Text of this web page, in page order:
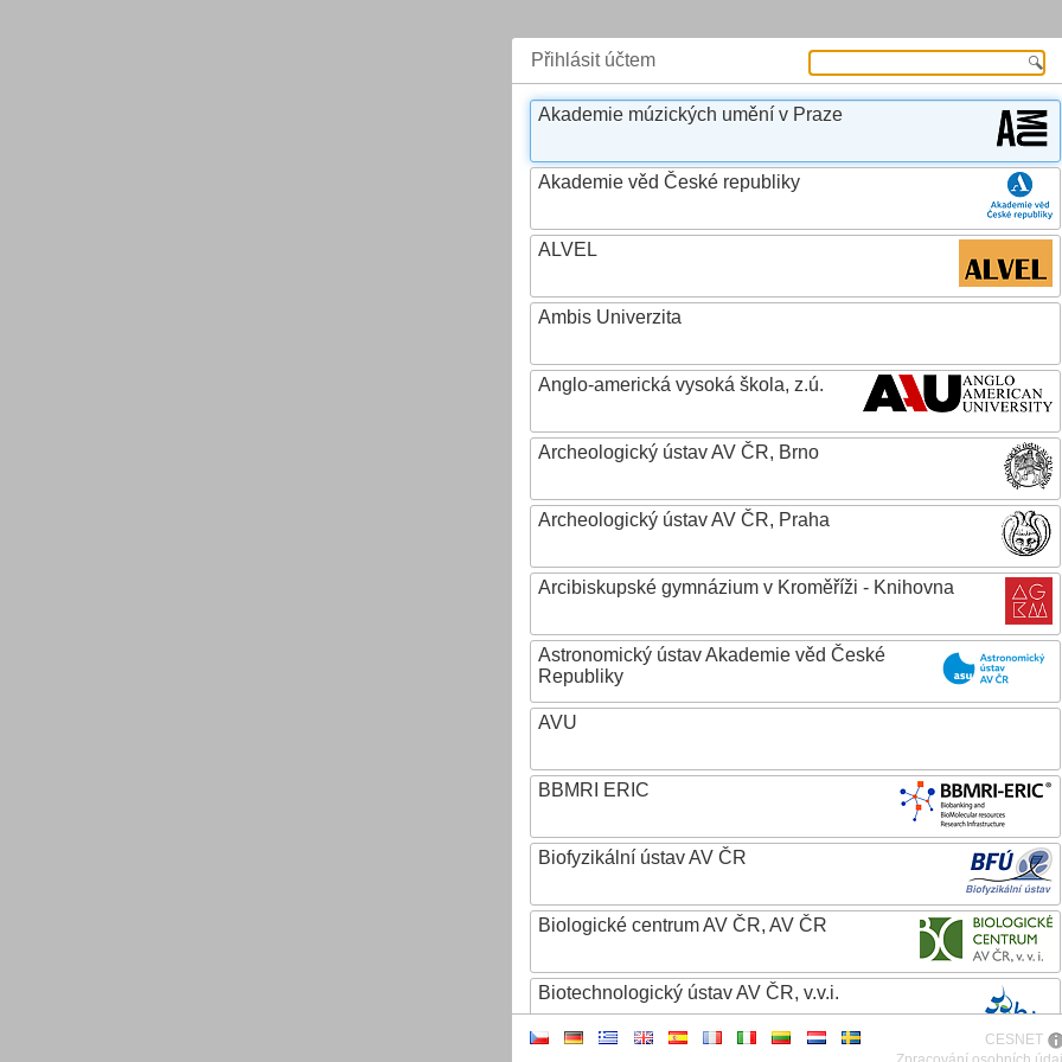
Přihlásit účtem
Akademie múzických umění v Praze
Akademie věd České republiky
ALVEL
Ambis Univerzita
Anglo-americká vysoká škola, z.ú.
Archeologický ústav AV ČR, Brno
Archeologický ústav AV ČR, Praha
Arcibiskupské gymnázium v Kroměříži - Knihovna
Astronomický ústav Akademie věd České
Republiky
AVU
BBMRI ERIC
Biofyzikální ústav AV ČR
Biologické centrum AV ČR, AV ČR
Biotechnologický ústav AV ČR, v.v.i.
CESNET